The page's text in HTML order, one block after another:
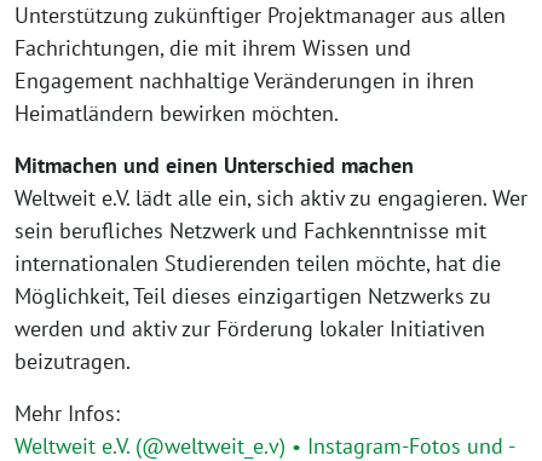
Unterstützung zukünftiger Projektmanager aus allen
Fachrichtungen, die mit ihrem Wissen und
Engagement nachhaltige Veränderungen in ihren
Heimatländern bewirken möchten.
Mitmachen und einen Unterschied machen
Weltweit e.V. lädt alle ein, sich aktiv zu engagieren. Wer
sein berufliches Netzwerk und Fachkenntnisse mit
internationalen Studierenden teilen möchte, hat die
Möglichkeit, Teil dieses einzigartigen Netzwerks zu
werden und aktiv zur Förderung lokaler Initiativen
beizutragen.
Mehr Infos:
Weltweit e.V. (@weltweit_e.v) • Instagram-Fotos und -